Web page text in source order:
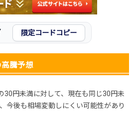
-円
限定コードコピー
高騰予想
30円未満に対して、現在も同じ30円未
今後も相場変動しにくい可能性があり